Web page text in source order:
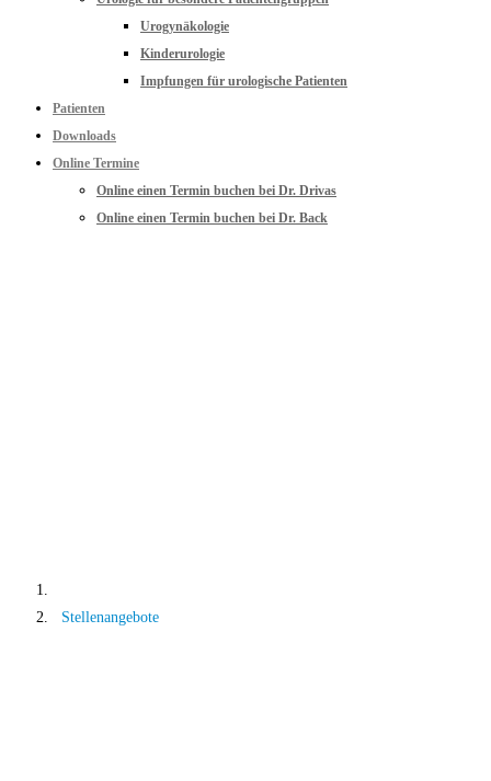
Urogynäkologie
Kinderurologie
Impfungen für urologische Patienten
Patienten
Downloads
Online Termine
Online einen Termin buchen bei Dr. Drivas
Online einen Termin buchen bei Dr. Back
Stellenangebote